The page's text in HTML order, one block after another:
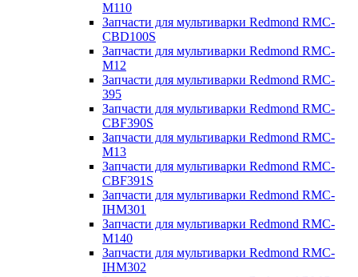
M110
Запчасти для мультиварки Redmond RMC-
CBD100S
Запчасти для мультиварки Redmond RMC-
M12
Запчасти для мультиварки Redmond RMC-
395
Запчасти для мультиварки Redmond RMC-
CBF390S
Запчасти для мультиварки Redmond RMC-
M13
Запчасти для мультиварки Redmond RMC-
CBF391S
Запчасти для мультиварки Redmond RMC-
IHM301
Запчасти для мультиварки Redmond RMC-
M140
Запчасти для мультиварки Redmond RMC-
IHM302